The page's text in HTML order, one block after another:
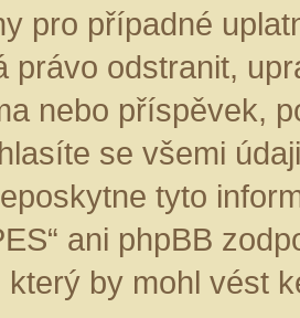
pro případné
právo odstranit,
nebo příspěvek,
se všemi
tyto
ani phpBB
by mohl vést